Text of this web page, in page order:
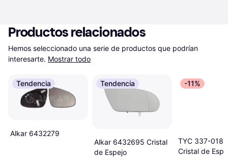
Productos relacionados
Hemos seleccionado una serie de productos que podrían
interesarte. Mostrar todo
Tendencia
Alkar 6432279
Tendencia
Alkar 6432695 Cristal
de Espejo
-11%
TYC 337-
Cristal de